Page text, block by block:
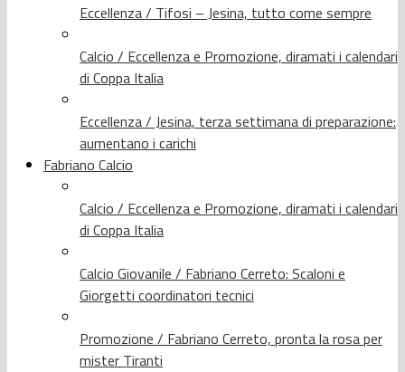
Eccellenza / Tifosi – Jesina, tutto come sempre
Calcio / Eccellenza e Promozione, diramati i calendari
di Coppa Italia
Eccellenza / Jesina, terza settimana di preparazione:
aumentano i carichi
Fabriano Calcio
Calcio / Eccellenza e Promozione, diramati i calendari
di Coppa Italia
Calcio Giovanile / Fabriano Cerreto: Scaloni e
Giorgetti coordinatori tecnici
Promozione / Fabriano Cerreto, pronta la rosa per
mister Tiranti